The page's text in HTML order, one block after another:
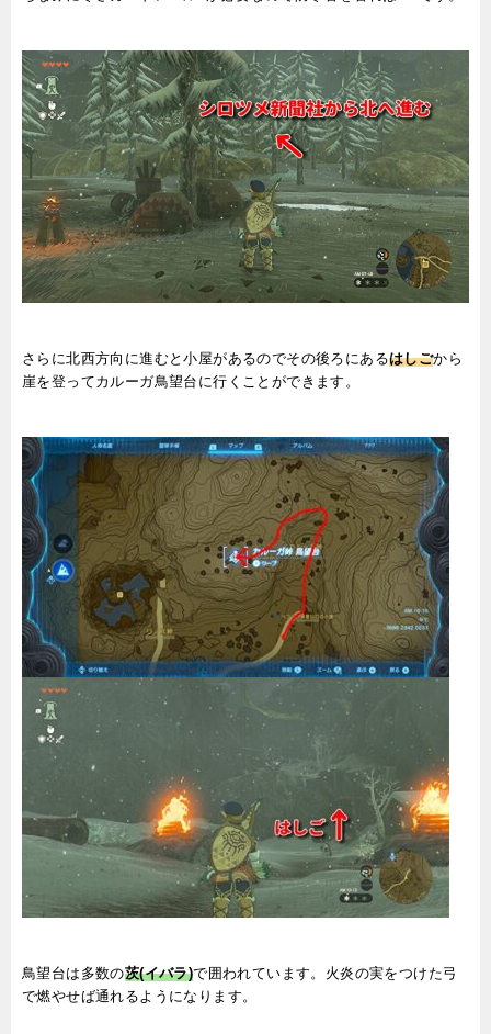
さらに北西方向に進むと小屋があるのでその後ろにあるはしごから
崖を登ってカルーガ鳥望台に行くことができます。
鳥望台は多数の茨(イバラ)で囲われています。火炎の実をつけた弓
で燃やせば通れるようになります。